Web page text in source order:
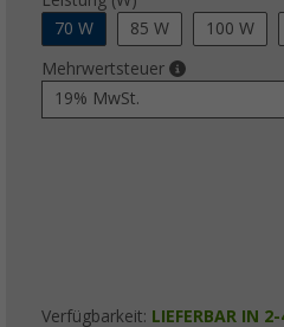
70 W
85 W 100 W
Mehrwertsteuer
19% MwSt.
Verfügbarkeit: LIEFERBAR IN